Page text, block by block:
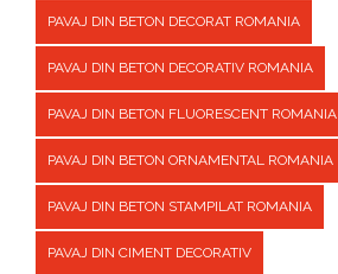
PAVAJ DIN BETON DECORAT ROMANIA
PAVAJ DIN BETON DECORATIV ROMANIA
PAVAJ DIN BETON FLUORESCENT ROMANIA
PAVAJ DIN BETON ORNAMENTAL ROMANIA
PAVAJ DIN BETON STAMPILAT ROMANIA
PAVAJ DIN CIMENT DECORATIV